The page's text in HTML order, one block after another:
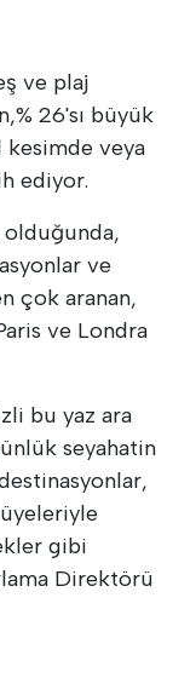
ve plaj
26'sı büyük
kesimde veya
ediyor.
olduğunda,
ve
çok aranan,
ve Londra
bu yaz ara
seyahatin
gibi
Direktörü